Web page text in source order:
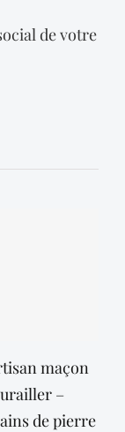
de votre
maçon
–
de pierre